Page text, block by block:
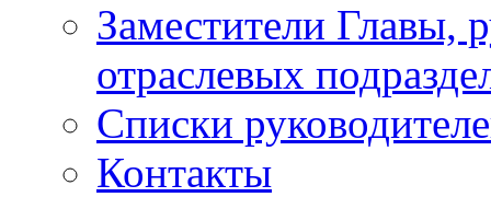
Заместители Главы,
отраслевых
Списки
Контакты